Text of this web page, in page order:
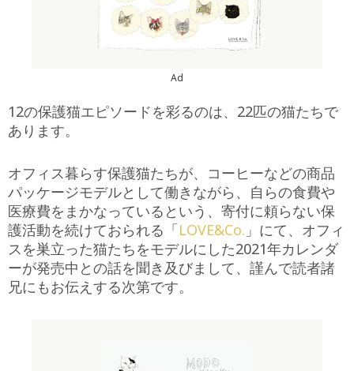
Ad
12の保護猫エピソードを彩るのは、22匹の猫たちで
あります。
オフィス暮らす保護猫たちが、コーヒーなどの商品
パッケージモデルとして働きながら、自らの食費や
医療費をまかなっているという、寄付に頼らない保
護活動を続けておられる「LOVE&Co. 」にて、オフィ
スを巣立った猫たちをモデルにした2021年カレンダ
ーが発売中との話を聞き及びまして、謹んで読者諸
兄にもお伝えする次第です。